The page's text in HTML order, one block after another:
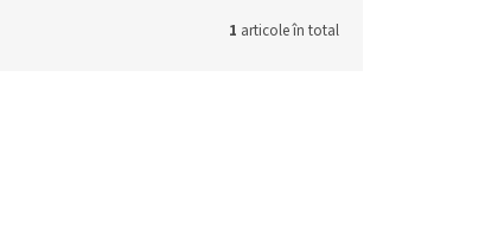
1 articole în total